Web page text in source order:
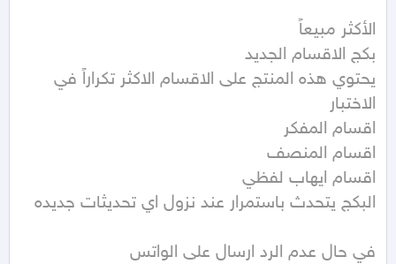
في حال عدم الرد ارسال على الواتس